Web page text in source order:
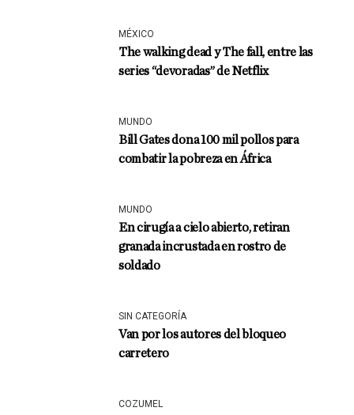
MÉXICO
The walking dead y The fall, entre las
series “devoradas” de Netflix
MUNDO
Bill Gates dona 100 mil pollos para
combatir la pobreza en África
MUNDO
En cirugía a cielo abierto, retiran
granada incrustada en rostro de
soldado
SIN CATEGORÍA
Van por los autores del bloqueo
carretero
COZUMEL